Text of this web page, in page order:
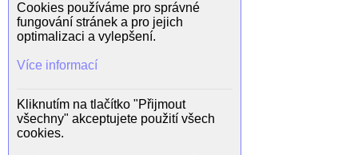
Cookies používáme pro správné
fungování stránek a pro jejich
optimalizaci a vylepšení.
Více informací
Kliknutím na tlačítko "Přijmout
všechny" akceptujete použití všech
cookies.